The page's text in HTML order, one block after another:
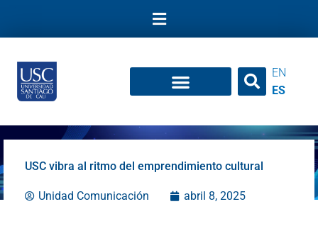
EN
ES
USC vibra al ritmo del emprendimiento cultural
Unidad Comunicación abril 8, 2025